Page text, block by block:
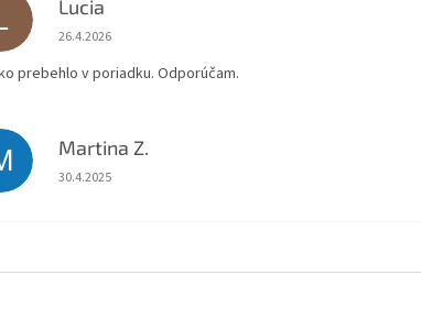
Lucia
Hodnotenie obchodu je 5 z 5 hviezdičiek.
26.4.2026
prebehlo v poriadku. Odporúčam.
Martina Z.
Hodnotenie obchodu je 5 z 5 hviezdičiek.
30.4.2025